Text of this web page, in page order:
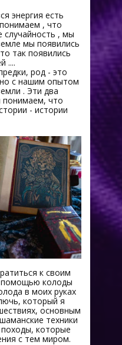
энергия есть
, что
случайность , мы
мы появились
так появились
....
род - это
с нашим опытом
. Эти два
что
- истории
к своим
колоды
в моих руках
который я
основным
техники
которые
с тем миром.